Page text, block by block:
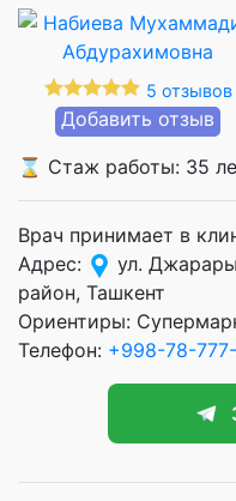
5 отзывов
Добавить отзыв
⌛ Стаж работы: 35
Врач принимает в
Адрес:
ул.
район, Ташкент
Ориентиры:
Телефон: +998-78-